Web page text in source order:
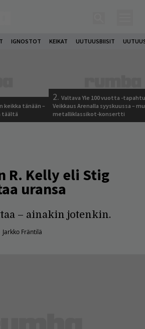
IGNOSTOT KEIKAT UUTUUSBIISIT
keikka tänään –
täältä
2. Valtava Yle 100 vuotta -
Veikkaus Arenalla syyskuussa –
metalliklassikot-konsertti
R. Kelly eli Stig
uransa
– ainakin jotenkin.
Jarkko Fräntilä